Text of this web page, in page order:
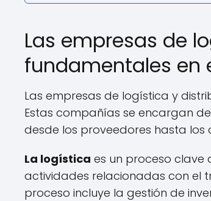
Las empresas de
fundamentales en
Las empresas de logística y
Estas compañías se encargan
desde los proveedores hasta los
La logística es un proceso clave
actividades relacionadas con el
proceso incluye la gestión de